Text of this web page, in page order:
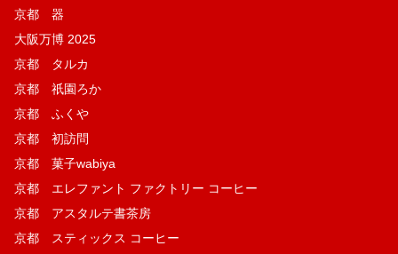
京都 器
大阪万博 2025
京都 タルカ
京都 祇園ろか
京都 ふくや
京都 初訪問
京都 菓子wabiya
京都 エレファント ファクトリー コーヒー
京都 アスタルテ書茶房
京都 スティックス コーヒー